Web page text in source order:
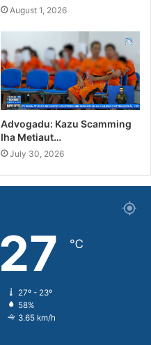
August 1, 2026
Advogadu: Kazu Scamming
Iha Metiaut…
July 30, 2026
27 ℃
27º - 23º
58%
3.65 km/h